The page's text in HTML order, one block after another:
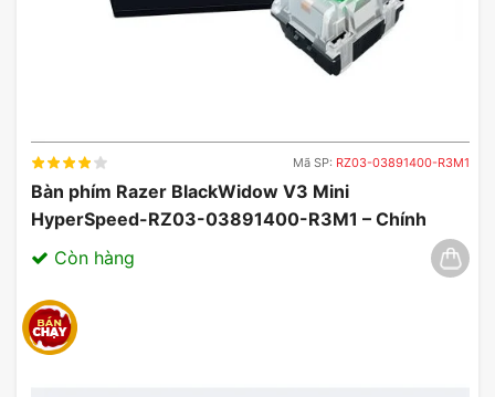
Loa toàn dải Edifier R19BT không chỉ phù hợp với
không gian nhỏ hẹp mà còn có thể đặt được tại
mang tới một chất âm tinh tế, chất lượng hơn.
Mã SP: RZ03-03891400-R3M1
Bàn phím Razer BlackWidow V3 Mini
HyperSpeed-RZ03-03891400-R3M1 – Chính
Hãng, Đẳng Cấp Không Dây 03/2025
Còn hàng